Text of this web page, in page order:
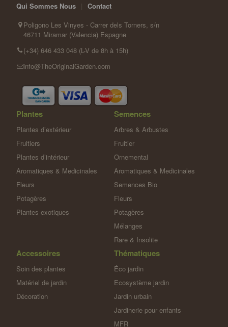
Qui Sommes Nous
Contact
Poligono Les Vinyes - Carrer dels Torners, s/n
46711 Miramar (Valencia) Espagne
(+34) 646 433 048 (L-V de 8h à 15h)
info@TheOriginalGarden.com
Plantes
Plantes d’extérieur
Fruitiers
Plantes d’intérieur
Aromatiques & Medicinales
Fleurs
Potagères
Plantes exotiques
Semences
Arbres & Arbustes
Fruitier
Ornemental
Aromatiques & Medicinales
Semences Bio
Fleurs
Potagères
Mélanges
Rare & Insolite
Accessoires
Soin des plantes
Matériel de jardin
Décoration
Thématiques
Éco jardin
Ecosystème jardin
Jardin urbain
Jardinerie pour enfants
MFR